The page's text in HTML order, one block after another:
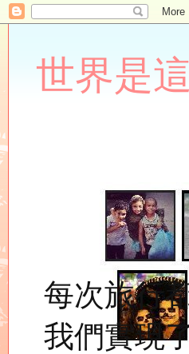
世界是
每次旅行
我們實現